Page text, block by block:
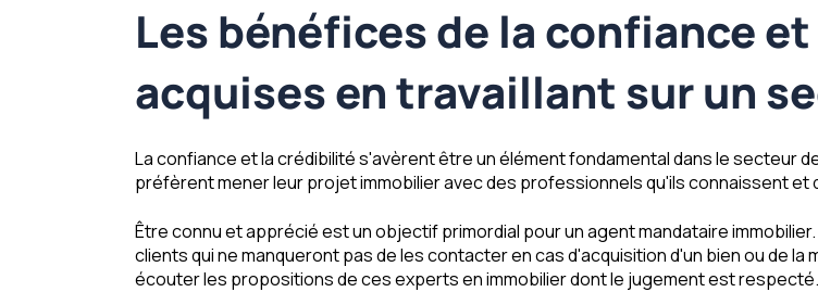
Les bénéfices de la confiance
acquises en travaillant sur un
La confiance et la crédibilité s'avèrent être un élément fondamental dans le secteur
préfèrent mener leur projet immobilier avec des professionnels qu'ils connaissent et
Être connu et apprécié est un objectif primordial pour un agent mandataire
clients qui ne manqueront pas de les contacter en cas d'acquisition d'un bien ou de la
écouter les propositions de ces experts en immobilier dont le jugement est respecté.